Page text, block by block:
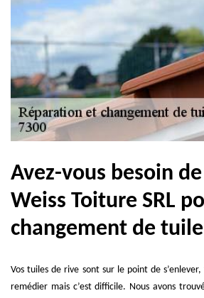
Avez-vous besoin
Weiss Toiture SRL
changement de
Vos tuiles de rive sont sur le point de s’enlever,
remédier mais c’est difficile. Nous avons